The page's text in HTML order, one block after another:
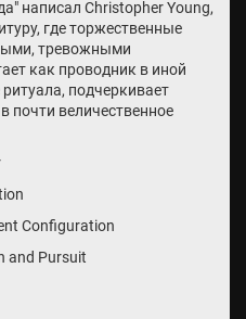
написал Christopher Young,
где торжественные
тревожными
как проводник в иной
подчеркивает
почти величественное
Configuration
and Pursuit